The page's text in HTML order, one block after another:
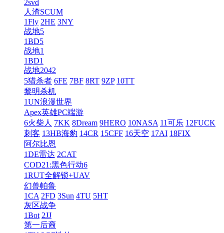
2svd
人渣SCUM
1Fly 2HE 3NY
战地5
1BD5
战地1
1BD1
战地2042
5猎杀者 6FE 7BF 8RT 9ZP 10TT
黎明杀机
1UN浪漫世界
Apex英雄PC端游
6火柴人 7KK 8Dream 9HERO 10NASA 11可乐 12FUCK
刺客 13HB海豹 14CR 15CFF 16天空 17AI 18FIX
阿尔比恩
1DE雷达 2CAT
COD21:黑色行动6
1RUT全解锁+UAV
幻兽帕鲁
1CA 2FD 3Sun 4TU 5HT
灰区战争
1Bot 2JJ
第一后裔